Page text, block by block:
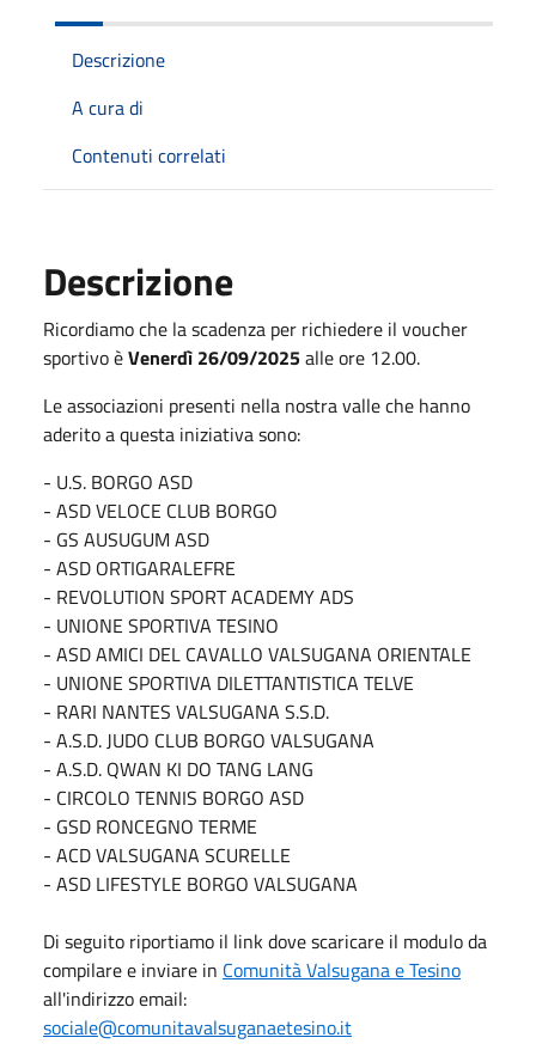
Descrizione
A cura di
Contenuti correlati
Descrizione
Ricordiamo che la scadenza per richiedere il voucher
sportivo èVenerdì 26/09/2025alle ore 12.00.
Le associazioni presenti nella nostra valle che hanno
aderito a questa iniziativa sono:
- U.S. BORGO ASD
- ASD VELOCE CLUB BORGO
- GS AUSUGUM ASD
- ASD ORTIGARALEFRE
- REVOLUTION SPORT ACADEMY ADS
- UNIONE SPORTIVA TESINO
- ASD AMICI DEL CAVALLO VALSUGANA ORIENTALE
- UNIONE SPORTIVA DILETTANTISTICA TELVE
- RARI NANTES VALSUGANA S.S.D.
- A.S.D. JUDO CLUB BORGO VALSUGANA
- A.S.D. QWAN KI DO TANG LANG
- CIRCOLO TENNIS BORGO ASD
- GSD RONCEGNO TERME
- ACD VALSUGANA SCURELLE
- ASD LIFESTYLE BORGO VALSUGANA
Di seguito riportiamo il link dove scaricare il modulo da
compilare e inviare in Comunità Valsugana e Tesino
all'indirizzo email:
sociale@comunitavalsuganaetesino.it